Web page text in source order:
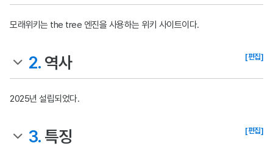
모래위키는 the tree 엔진을 사용하는 위키 사이트이다.
2. 역사 [편집]
2025년 설립되었다.
3. 특징 [편집]